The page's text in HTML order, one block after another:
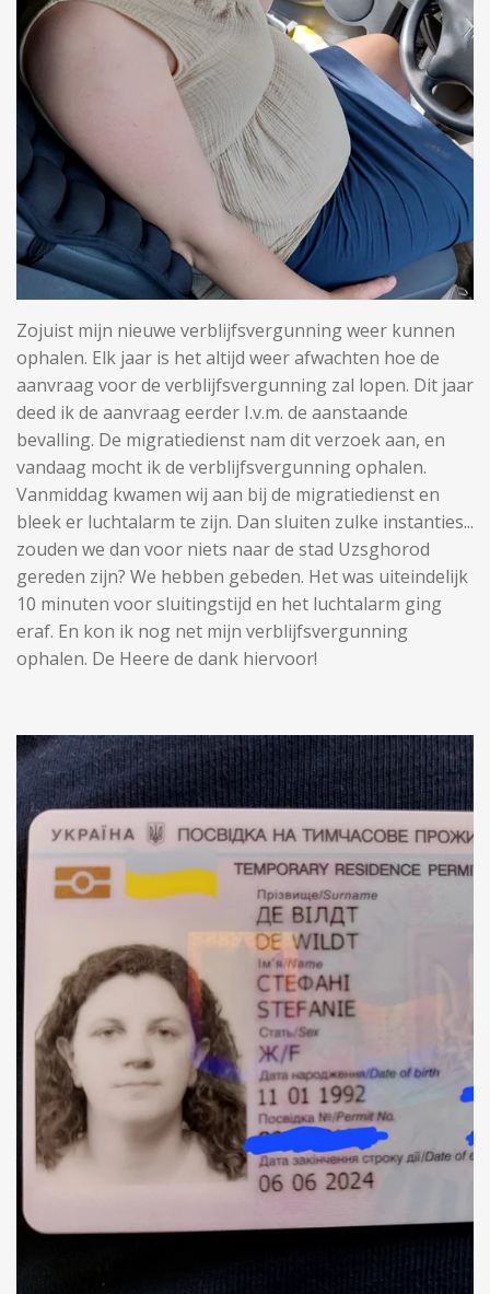
Zojuist mijn nieuwe verblijfsvergunning weer kunnen
ophalen. Elk jaar is het altijd weer afwachten hoe de
aanvraag voor de verblijfsvergunning zal lopen. Dit jaar
deed ik de aanvraag eerder I.v.m. de aanstaande
bevalling. De migratiedienst nam dit verzoek aan, en
vandaag mocht ik de verblijfsvergunning ophalen.
Vanmiddag kwamen wij aan bij de migratiedienst en
bleek er luchtalarm te zijn. Dan sluiten zulke instanties...
zouden we dan voor niets naar de stad Uzsghorod
gereden zijn? We hebben gebeden. Het was uiteindelijk
10 minuten voor sluitingstijd en het luchtalarm ging
eraf. En kon ik nog net mijn verblijfsvergunning
ophalen. De Heere de dank hiervoor!